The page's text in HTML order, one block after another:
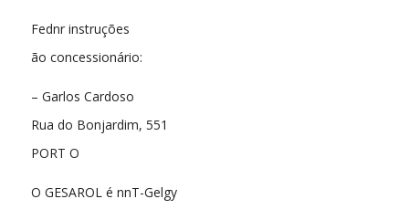
Fednr instruções
ão concessionário:
– Garlos Cardoso
Rua do Bonjardim, 551
PORT O
O GESAROL é nnT-Gelgy